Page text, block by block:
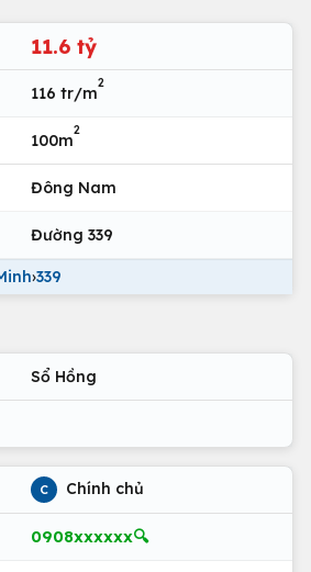
11.6 tỷ
116 tr/m
2
100m
2
Đông Nam
Đường 339
›339
Sổ Hồng
C Chính chủ
0908xxxxxx🔍